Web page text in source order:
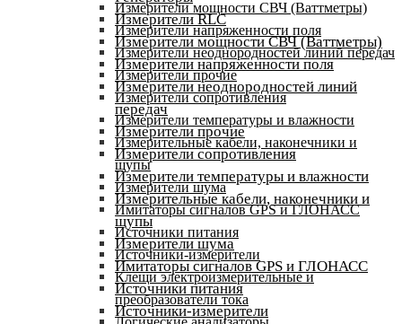
Измерители мощности СВЧ (Ваттметры)
Измерители напряженности поля
Измерители неоднородностей линий передач
Измерители прочие
Измерители сопротивления
Измерители температуры и влажности
Измерительные кабели, наконечники и
щупы
Измерители шума
Имитаторы сигналов GPS и ГЛОНАСС
Источники питания
Источники-измерители
Клещи электроизмерительные и
преобразователи тока
Измерители RLC
Измерители мощности СВЧ (Ваттметры)
Измерители напряженности поля
Измерители неоднородностей линий
передач
Измерители прочие
Измерители сопротивления
Измерители температуры и влажности
Измерительные кабели, наконечники и
щупы
Измерители шума
Имитаторы сигналов GPS и ГЛОНАСС
Источники питания
Источники-измерители